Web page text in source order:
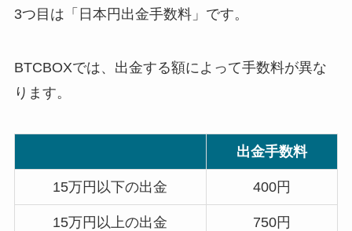
3つ目は「日本円出金手数料」です。
BTCBOXでは、出金する額によって手数料が異な
ります。
出金手数料
15万円以下の出金 400円
15万円以上の出金 750円